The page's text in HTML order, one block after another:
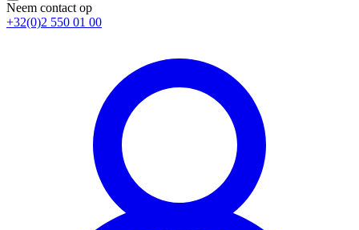
Neem contact op
+32(0)2 550 01 00